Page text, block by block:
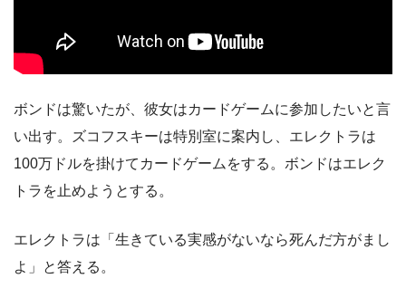
ボンドは驚いたが、彼女はカードゲームに参加したいと言
い出す。ズコフスキーは特別室に案内し、エレクトラは
100万ドルを掛けてカードゲームをする。ボンドはエレク
トラを止めようとする。
エレクトラは「生きている実感がないなら死んだ方がまし
よ」と答える。